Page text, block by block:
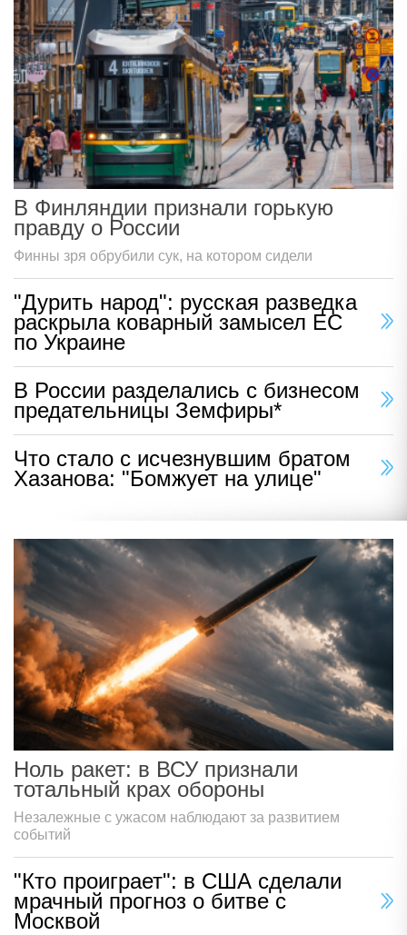
В Финляндии признали горькую
правду о России
Финны зря обрубили сук, на котором сидели
"Дурить народ": русская разведка
раскрыла коварный замысел ЕС
по Украине
В России разделались с бизнесом
предательницы Земфиры*
Что стало с исчезнувшим братом
Хазанова: "Бомжует на улице"
Ноль ракет: в ВСУ признали
тотальный крах обороны
Незалежные с ужасом наблюдают за развитием
событий
"Кто проиграет": в США сделали
мрачный прогноз о битве с
Москвой